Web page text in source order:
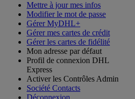
Mettre à jour mes infos
Modifier le mot de passe
Gérer MyDHL+
Gérer mes cartes de crédit
Gérer les cartes de fidélité
Mon adresse par défaut
Profil de connexion DHL
Express
Activer les Contrôles Admin
Société Contacts
Déconnexion